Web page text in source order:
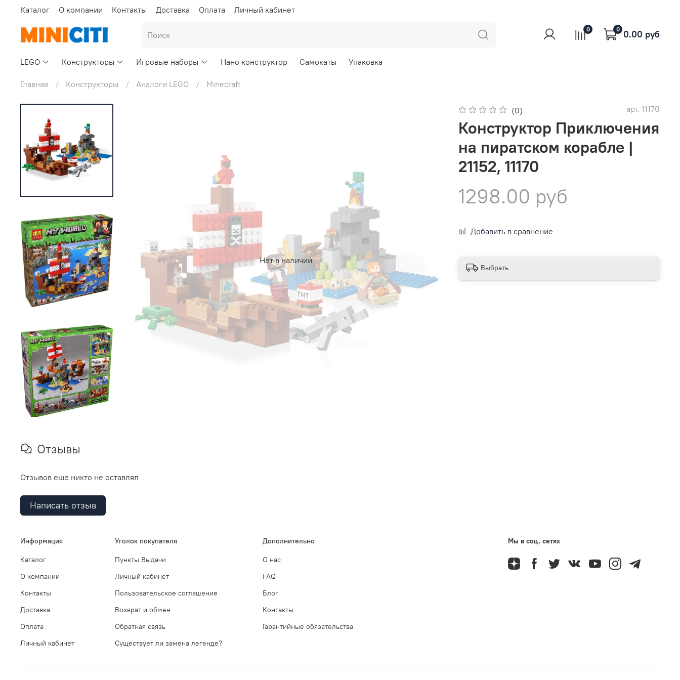
Каталог О компании Контакты Доставка Оплата Личный кабинет
0 0 0.00 руб
LEGO Конструкторы Игровые наборы Нано конструктор Самокаты Упаковка
Главная Конструкторы Аналоги LEGO Minecraft
Нет в наличии
(0) арт. 11170
Конструктор Приключения
на пиратском корабле |
21152, 11170
1298.00 руб
Добавить в сравнение
Выбрать
Отзывы
Отзывов еще никто не оставлял
Написать отзыв
Информация
Каталог
О компании
Контакты
Доставка
Оплата
Личный кабинет
Уголок покупателя
Пункты Выдачи
Личный кабинет
Пользовательское соглашение
Возврат и обмен
Обратная связь
Существует ли замена легенде?
Дополнительно
О нас
FAQ
Блог
Контакты
Гарантийные обязательства
Мы в соц. сетях